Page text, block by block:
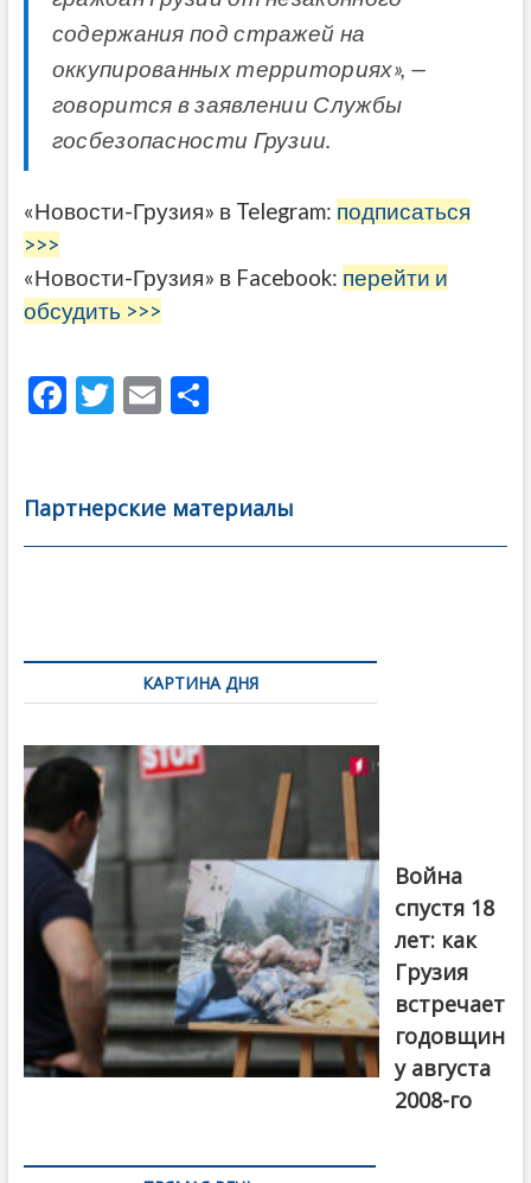
содержания под стражей на
оккупированных территориях», —
говорится в заявлении Службы
госбезопасности Грузии.
«Новости-Грузия» в Telegram: подписаться
>>>
«Новости-Грузия» в Facebook: перейти и
обсудить >>>
F
b
o
T
er
E
l
О
а
в
Партнерские материалы
по
записямКАРТИНА ДНЯ
Первый канал
Война
спустя 18
лет: как
Грузия
встречает
годовщин
у августа
2008-го